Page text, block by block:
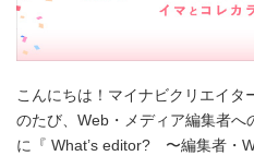
こんにちは！マイナビクリエイタ
のたび、Web・メディア編集者へ
に『 What’s editor? 〜編集者・